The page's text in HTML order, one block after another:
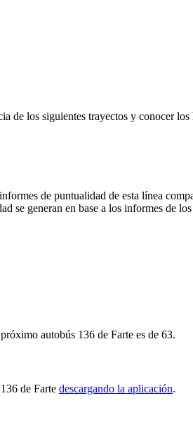
de los siguientes trayectos y conocer los
de puntualidad de esta línea
generan en base a los informes de
autobús 136 de Farte es de 63.
de Farte descargando la aplicación.